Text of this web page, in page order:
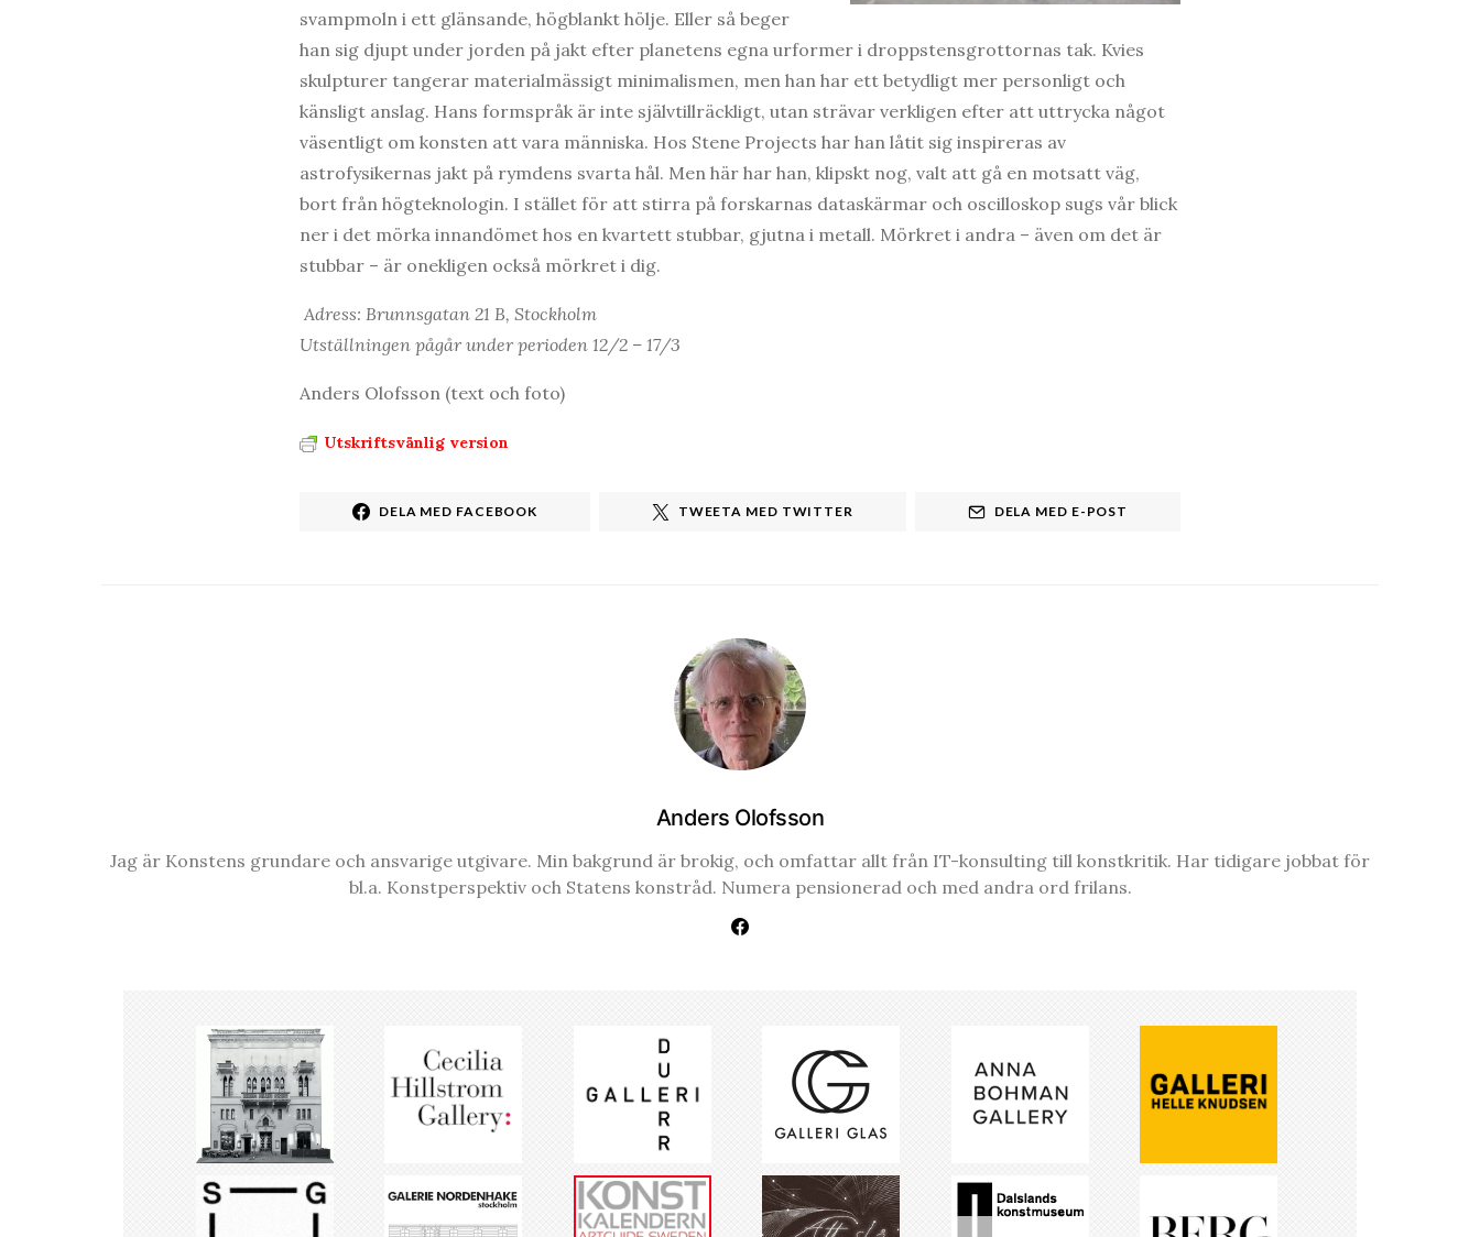
svampmoln i ett glänsande, högblankt hölje. Eller så beger
han sig djupt under jorden på jakt efter planetens egna urformer i droppstensgrottornas tak. Kvies
skulpturer tangerar materialmässigt minimalismen, men han har ett betydligt mer personligt och
känsligt anslag. Hans formspråk är inte självtillräckligt, utan strävar verkligen efter att uttrycka något
väsentligt om konsten att vara människa. Hos Stene Projects har han låtit sig inspireras av
astrofysikernas jakt på rymdens svarta hål. Men här har han, klipskt nog, valt att gå en motsatt väg,
bort från högteknologin. I stället för att stirra på forskarnas dataskärmar och oscilloskop sugs vår blick
ner i det mörka innandömet hos en kvartett stubbar, gjutna i metall. Mörkret i andra – även om det är
stubbar – är onekligen också mörkret i dig.
Adress: Brunnsgatan 21 B, Stockholm
Utställningen pågår under perioden 12/2 – 17/3
Anders Olofsson (text och foto)
Utskriftsvänlig version
DELA MED FACEBOOK TWEETA MED TWITTER DELA MED E-POST
Anders Olofsson
Jag är Konstens grundare och ansvarige utgivare. Min bakgrund är brokig, och omfattar allt från IT-konsulting till konstkritik. Har tidigare jobbat för
bl.a. Konstperspektiv och Statens konstråd. Numera pensionerad och med andra ord frilans.